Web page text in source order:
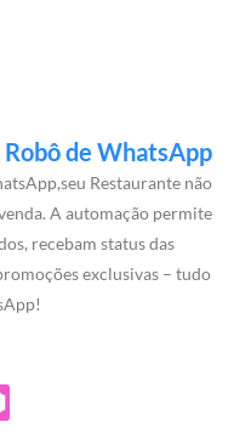
de WhatsApp
Restaurante não
A automação permite
recebam status das
exclusivas – tudo